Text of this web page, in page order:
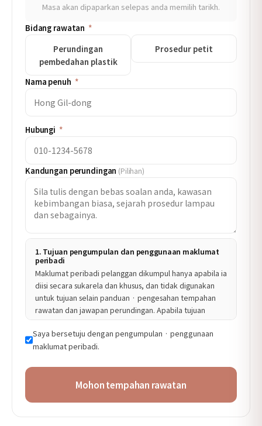
Masa akan dipaparkan selepas anda memilih tarikh.
Bidang rawatan *
Perundingan
pembedahan plastik
Prosedur petit
Nama penuh *
Hubungi *
Kandungan perundingan (Pilihan)
1. Tujuan pengumpulan dan penggunaan maklumat
peribadi
Maklumat peribadi pelanggan dikumpul hanya apabila ia
diisi secara sukarela dan khusus, dan tidak digunakan
untuk tujuan selain panduan · pengesahan tempahan
rawatan dan jawapan perundingan. Apabila tujuan
secara berasingan.
2. Item yang dikumpul
3. Tempoh penyimpanan dan penggunaan
Disimpan selama 6 bulan dari masa respons tempahan
Saya bersetuju dengan pengumpulan · penggunaan
maklumat peribadi.
Mohon tempahan rawatan